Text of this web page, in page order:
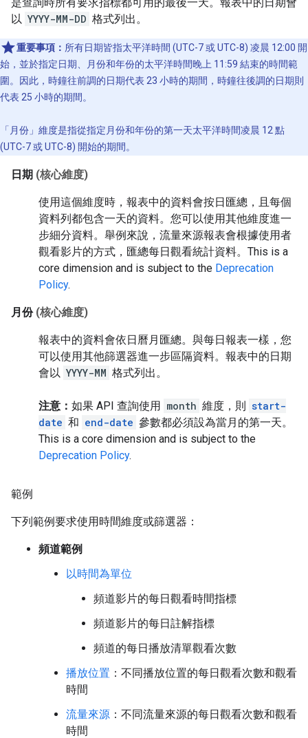
以 YYYY-MM-DD 格式列出。
重要事項： 所有日期皆指太平洋時間 (UTC-7 或 UTC-8) 凌晨 12:00 開
始，並於指定日期、月份和年份的太平洋時間晚上 11:59 結束的時間範
圍。因此，時鐘往前調的日期代表 23 小時的期間，時鐘往後調的日期則
代表 25 小時的期間。
「月份」 維度是指從指定月份和年份的第一天太平洋時間凌晨 12 點
(UTC-7 或 UTC-8) 開始的期間。
日期 (核心維度)
使用這個維度時，報表中的資料會按日匯總，且每個
資料列都包含一天的資料。您可以使用其他維度進一
步細分資料。舉例來說，流量來源報表會根據使用者
觀看影片的方式，匯總每日觀看統計資料。 This is a
core dimension and is subject to the Deprecation
Policy.
月份 (核心維度)
報表中的資料會依日曆月匯總。與每日報表一樣，您
可以使用其他篩選器進一步區隔資料。報表中的日期
會以 YYYY-MM 格式列出。
注意： 如果 API 查詢使用 month 維度，則 start-
date 和 end-date 參數都必須設為當月的第一天。
This is a core dimension and is subject to the
Deprecation Policy.
範例
下列範例要求使用時間維度或篩選器：
頻道範例
以時間為單位
頻道影片的每日觀看時間指標
頻道影片的每日註解指標
頻道的每日播放清單觀看次數
播放位置 ：不同播放位置的每日觀看次數和觀看
時間
流量來源 ：不同流量來源的每日觀看次數和觀看
時間